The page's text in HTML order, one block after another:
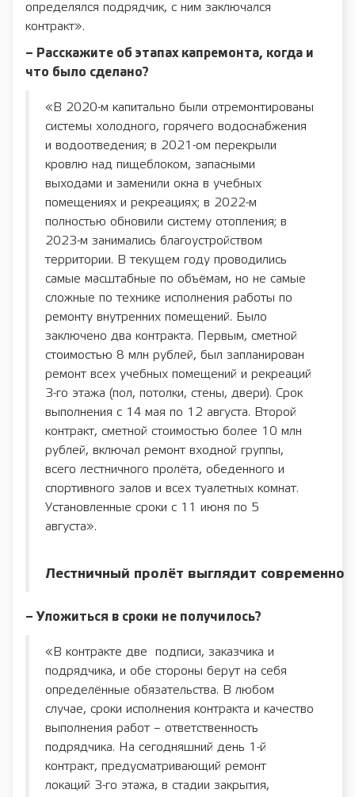
определялся подрядчик, с ним заключался
контракт».
– Расскажите об этапах капремонта, когда и
что было сделано?
«В 2020-м капитально были отремонтированы
системы холодного, горячего водоснабжения
и водоотведения; в 2021-ом перекрыли
кровлю над пищеблоком, запасными
выходами и заменили окна в учебных
помещениях и рекреациях; в 2022-м
полностью обновили систему отопления; в
2023-м занимались благоустройством
территории. В текущем году проводились
самые масштабные по объёмам, но не самые
сложные по технике исполнения работы по
ремонту внутренних помещений. Было
заключено два контракта. Первым, сметной
стоимостью 8 млн рублей, был запланирован
ремонт всех учебных помещений и рекреаций
3-го этажа (пол, потолки, стены, двери). Срок
выполнения с 14 мая по 12 августа. Второй
контракт, сметной стоимостью более 10 млн
рублей, включал ремонт входной группы,
всего лестничного пролёта, обеденного и
спортивного залов и всех туалетных комнат.
Установленные сроки с 11 июня по 5
августа».
Лестничный пролёт выглядит современно
– Уложиться в сроки не получилось?
«В контракте две подписи, заказчика и
подрядчика, и обе стороны берут на себя
определённые обязательства. В любом
случае, сроки исполнения контракта и качество
выполнения работ – ответственность
подрядчика. На сегодняшний день 1-й
контракт, предусматривающий ремонт
локаций 3-го этажа, в стадии закрытия,